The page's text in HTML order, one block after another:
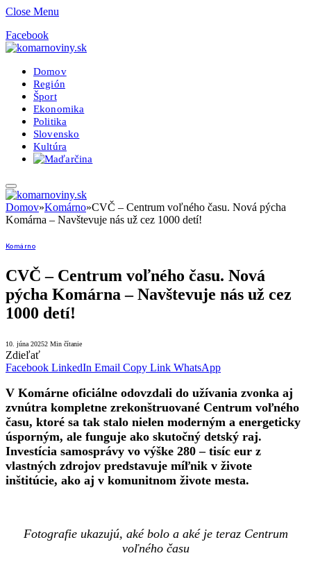
Close Menu
Facebook
Domov
Región
Šport
Ekonomika
Politika
Slovensko
Kultúra
Domov»Komárno»CVČ – Centrum voľného času. Nová pýcha
Komárna – Navštevuje nás už cez 1000 detí!
Komárno
CVČ – Centrum voľného času. Nová
pýcha Komárna – Navštevuje nás už cez
1000 detí!
10. júna 20252 Min čítanie
Zdieľať
Facebook LinkedIn Email Copy Link WhatsApp
V Komárne oficiálne odovzdali do užívania zvonka aj
zvnútra kompletne zrekonštruované Centrum voľného
času, ktoré sa tak stalo nielen moderným a energeticky
úsporným, ale funguje ako skutočný detský raj.
Investícia samosprávy vo výške 280 – tisíc eur z
vlastných zdrojov predstavuje míľnik v živote
inštitúcie, ako aj v komunitnom živote mesta.
Fotografie ukazujú, aké bolo a aké je teraz Centrum
voľného času